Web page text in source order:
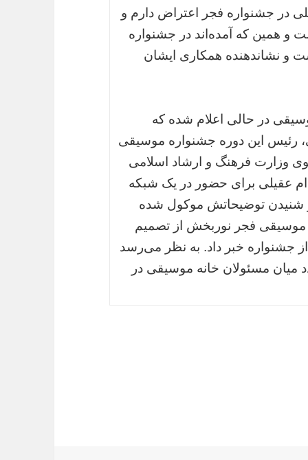
در جشنواره فجر اعتراض دارم و
و همین که آمده‌اند در جشنواره
و نشاندهنده همکاری ایشان
در حالی اعلام شده که
رئیس این دوره جشنواره موسیقی
وزارت فرهنگ و ارشاد اسلامی
عقیلی برای حضور در یک شبکه
و شنیدن توضیحاتش موکول شده
موسیقی فجر نوربخش از تصمیم
جشنواره خبر داد. به نظر می‌رسد
میان مسئولان خانه موسیقی در